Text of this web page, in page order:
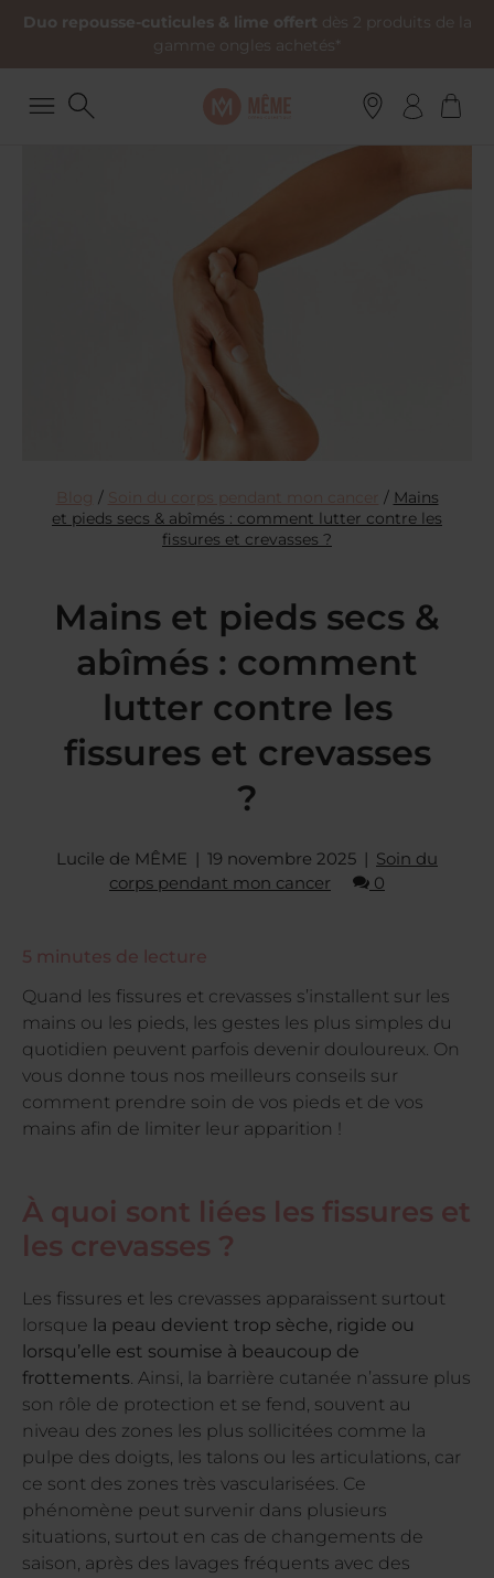
Duo repousse-cuticules & lime offert dès 2 produits de la
gamme ongles achetés*
Blog / Soin du corps pendant mon cancer / Mains
et pieds secs & abîmés : comment lutter contre les
fissures et crevasses ?
Mains et pieds secs &
abîmés : comment
lutter contre les
fissures et crevasses
?
Lucile de MÊME 19 novembre 2025
Soin du
corps pendant mon cancer
0
5 minutes de lecture
Quand les fissures et crevasses s’installent sur les
mains ou les pieds, les gestes les plus simples du
quotidien peuvent parfois devenir douloureux. On
vous donne tous nos meilleurs conseils sur
comment prendre soin de vos pieds et de vos
mains afin de limiter leur apparition !
À quoi sont liées les fissures et
les crevasses ?
Les fissures et les crevasses apparaissent surtout
lorsque la peau devient trop sèche, rigide ou
lorsqu’elle est soumise à beaucoup de
frottements. Ainsi, la barrière cutanée n’assure plus
son rôle de protection et se fend, souvent au
niveau des zones les plus sollicitées comme la
pulpe des doigts, les talons ou les articulations, car
ce sont des zones très vascularisées. Ce
phénomène peut survenir dans plusieurs
situations, surtout en cas de changements de
saison, après des lavages fréquents avec des